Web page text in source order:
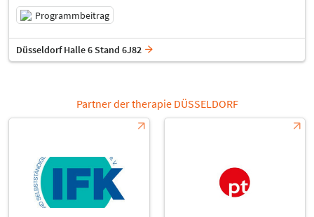
Programmbeitrag
Düsseldorf Halle 6 Stand 6J82
Partner der therapie DÜSSELDORF